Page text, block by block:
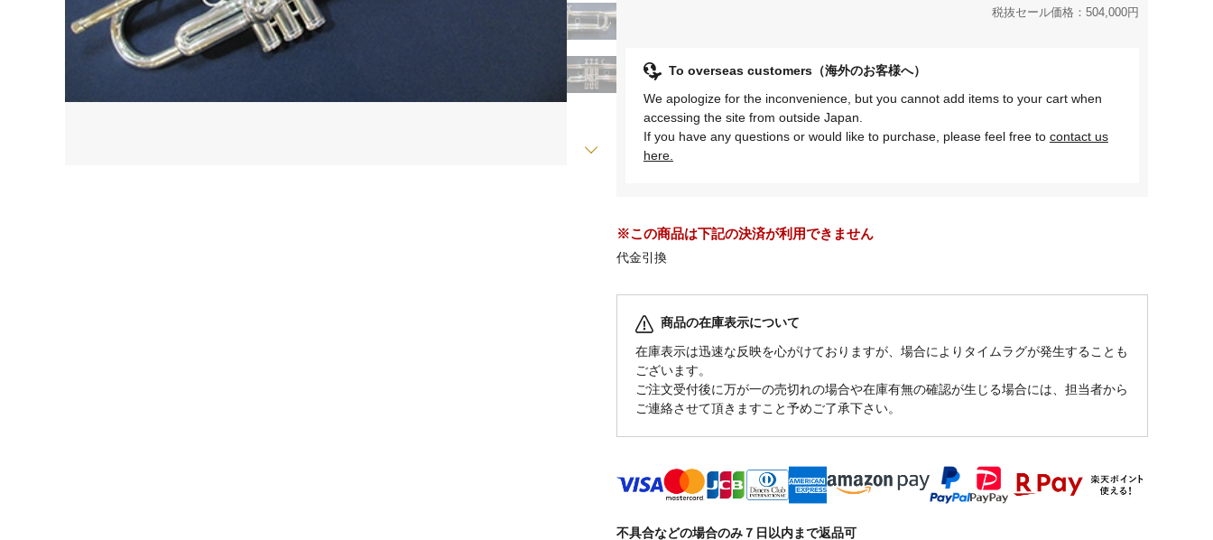
税抜セール価格：504,000円
To overseas customers（海外のお客様へ）
We apologize for the inconvenience, but you cannot add items to your cart when
accessing the site from outside Japan.
If you have any questions or would like to purchase, please feel free to contact us
here.
※この商品は下記の決済が利用できません
代金引換
商品の在庫表示について
在庫表示は迅速な反映を心がけておりますが、場合によりタイムラグが発生することも
ございます。
ご注文受付後に万が一の売切れの場合や在庫有無の確認が生じる場合には、担当者から
ご連絡させて頂きますこと予めご了承下さい。
不具合などの場合のみ７日以内まで返品可